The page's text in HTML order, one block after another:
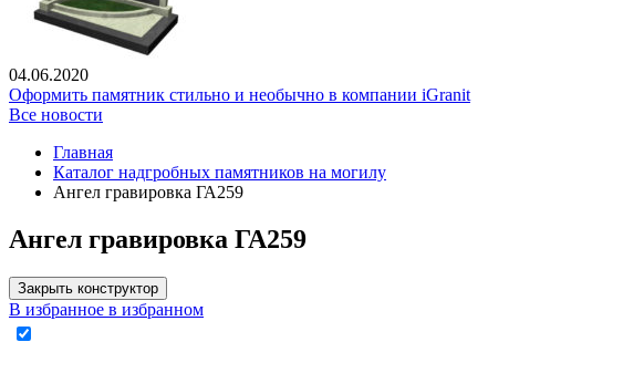
04.06.2020
Оформить памятник стильно и необычно в компании iGranit
Все новости
Главная
Каталог надгробных памятников на могилу
Ангел гравировка ГА259
Ангел гравировка ГА259
Закрыть конструктор
В избранное в избранном